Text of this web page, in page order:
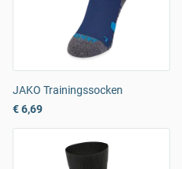
JAKO Trainingssocken
€ 6,69